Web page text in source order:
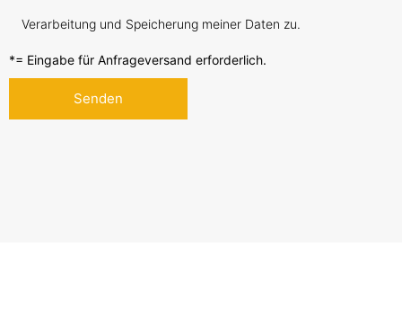
Verarbeitung und Speicherung meiner Daten zu.
*= Eingabe für Anfrageversand erforderlich.